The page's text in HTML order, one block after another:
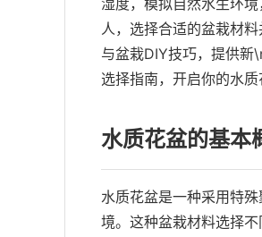
湿度，模拟自然水生环
人，选择合适的盆栽材
与盆栽DIY技巧，提供新
选择指南，开启你的水
水质花盆的基本
水质花盆是一种采用特
境。这种盆栽材料选择